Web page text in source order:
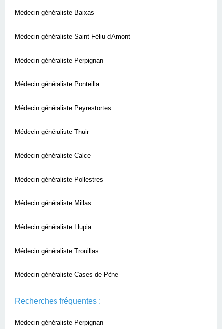
Médecin généraliste Baixas
Médecin généraliste Saint Féliu d'Amont
Médecin généraliste Perpignan
Médecin généraliste Ponteilla
Médecin généraliste Peyrestortes
Médecin généraliste Thuir
Médecin généraliste Calce
Médecin généraliste Pollestres
Médecin généraliste Millas
Médecin généraliste Llupia
Médecin généraliste Trouillas
Médecin généraliste Cases de Pène
Recherches fréquentes :
Médecin généraliste Perpignan